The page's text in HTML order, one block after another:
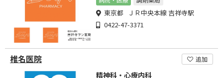
東京都 ＪＲ中央本線 吉祥寺駅
0422-47-3371
椎名医院 追加
精神科・心療内科